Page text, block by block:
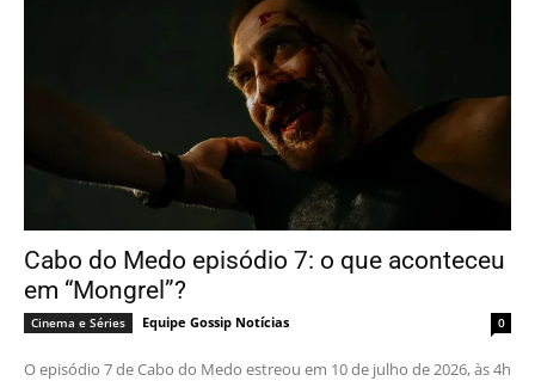
Cabo do Medo episódio 7: o que aconteceu
em “Mongrel”?
Cinema e Séries Equipe Gossip Notícias 0
O episódio 7 de Cabo do Medo estreou em 10 de julho de 2026, às 4h